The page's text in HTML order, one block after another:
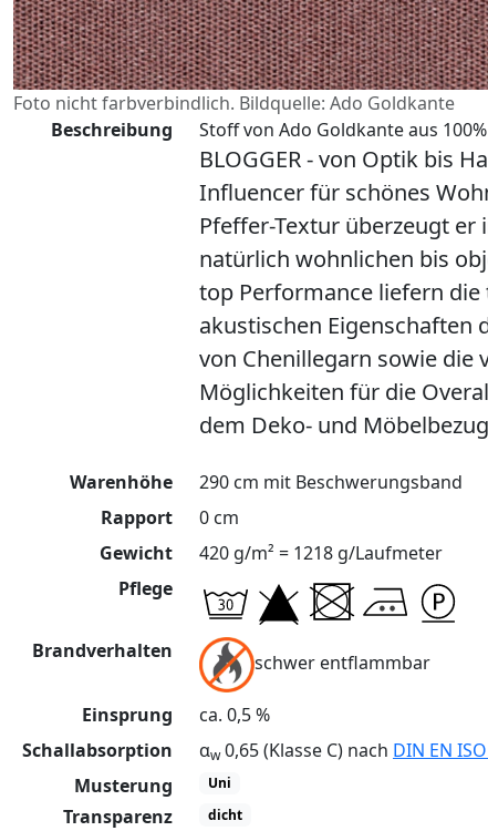
Foto nicht farbverbindlich. Bildquelle: Ado Goldkante
Beschreibung
Stoff von Ado Goldkante aus
BLOGGER - von Optik bis
Influencer für schönes
Pfeffer-Textur überzeugt er
natürlich wohnlichen bis
top Performance liefern
akustischen Eigenschaften
von Chenillegarn sowie die
Möglichkeiten für die
dem Deko- und
Warenhöhe
290 cm mit Beschwerungsband
Rapport
0 cm
Gewicht
420 g/m² = 1218 g/Laufmeter
Pflege
Brandverhalten
schwer entflammbar
Einsprung
ca. 0,5 %
Schallabsorption
αw0,65 (Klasse C) nach DIN EN
Musterung
Uni
Transparenz dicht